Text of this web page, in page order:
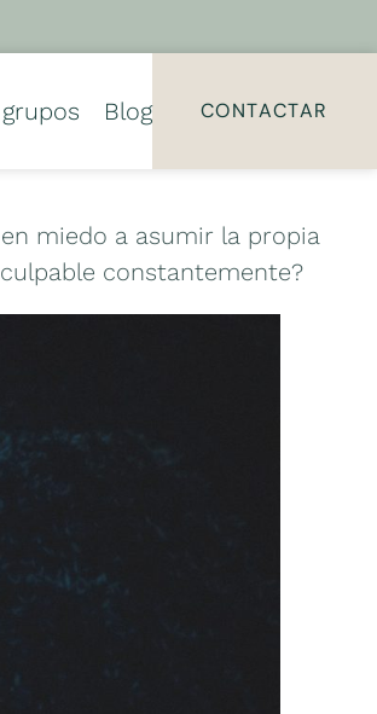
Blog CONTACTAR
miedo a asumir la propia
constantemente?